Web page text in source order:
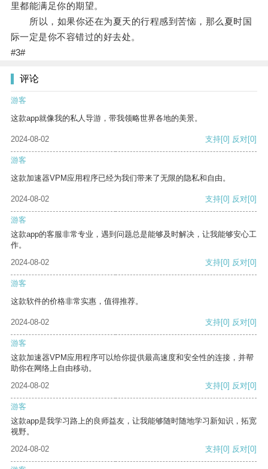
里都能满足你的期望。
所以，如果你还在为夏天的行程感到苦恼，那么夏时国
际一定是你不容错过的好去处。
#3#
评论
游客
这款app就像我的私人导游，带我领略世界各地的美景。
2024-08-02 支持[0] 反对[0]
游客
这款加速器VPM应用程序已经为我们带来了无限的隐私和自由。
2024-08-02 支持[0] 反对[0]
游客
这款app的客服非常专业，遇到问题总是能够及时解决，让我能够安心工
作。
2024-08-02
支持[0] 反对[0]
游客
这款软件的价格非常实惠，值得推荐。
2024-08-02 支持[0] 反对[0]
游客
这款加速器VPM应用程序可以给你提供最高速度和安全性的连接，并帮
助你在网络上自由移动。
2024-08-02
支持[0] 反对[0]
游客
这款app是我学习路上的良师益友，让我能够随时随地学习新知识，拓宽
视野。
2024-08-02
支持[0] 反对[0]